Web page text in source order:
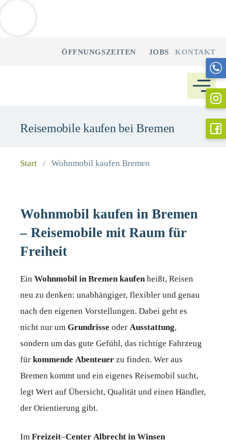
ÖFFNUNGSZEITEN JOBS KONTAKT
Reisemobile kaufen bei Bremen
Start / Wohnmobil kaufen Bremen
Wohnmobil kaufen in Bremen
– Reisemobile mit Raum für
Freiheit
Ein Wohnmobil in Bremen kaufen heißt, Reisen
neu zu denken: unabhängiger, flexibler und genau
nach den eigenen Vorstellungen. Dabei geht es
nicht nur um Grundrisse oder Ausstattung,
sondern um das gute Gefühl, das richtige Fahrzeug
für kommende Abenteuer zu finden. Wer aus
Bremen kommt und ein eigenes Reisemobil sucht,
legt Wert auf Übersicht, Qualität und einen Händler,
der Orientierung gibt.
Im Freizeit–Center Albrecht in Winsen